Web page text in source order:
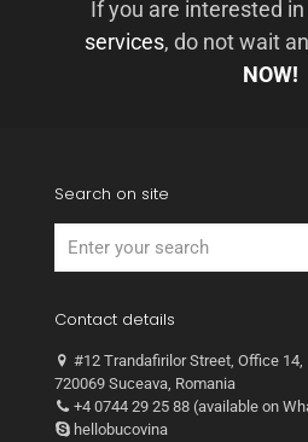
If you are interested in
services, do not wait
NOW!
Search on site
Contact details
#12 Trandafirilor Street, Office 14,
720069 Suceava, Romania
+4 0744 29 25 88 (available on
hellobucovina